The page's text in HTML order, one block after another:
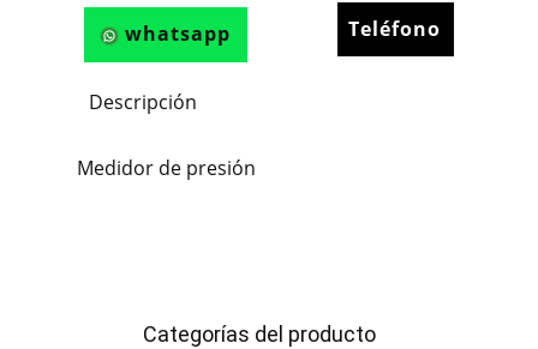
whatsapp Teléfono
Descripción
Medidor de presión
Categorías del producto